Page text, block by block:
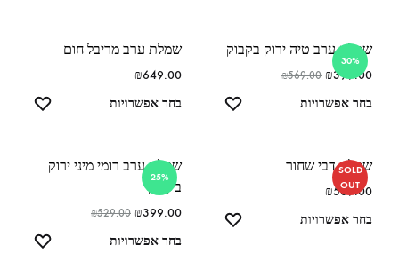
30%
שמלת ערב טיה ירוק בקבוק
₪399.00
₪569.00
בחר אפשרויות
שמלת ערב מריבל חום
₪649.00
בחר אפשרויות
SOLD
OUT
שמלת דבי שחור
₪569.00
בחר אפשרויות
25%
שמלת ערב רומי מיני ירוק
בקבוק
₪399.00
₪529.00
בחר אפשרויות